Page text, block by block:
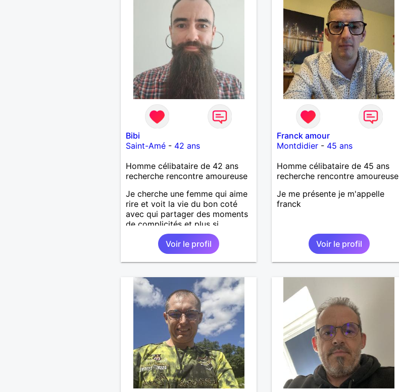
Bibi
Saint-Amé- 42 ans
Homme célibataire de 42 ans
recherche rencontre amoureuse
Je cherche une femme qui aime
rire et voit la vie du bon coté
avec qui partager des moments
de complicités et plus si
Voir le profil
Franck amour
Montdidier- 45 ans
Homme célibataire de 45 ans
recherche rencontre amoureuse
Je me présente je m'appelle
franck
Voir le profil